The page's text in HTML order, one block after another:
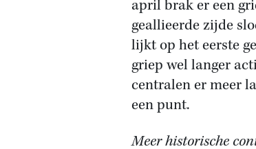
april brak er een
geallieerde zijde
lijkt op het eerste
griep wel langer
centralen er meer
een punt.
Meer historische